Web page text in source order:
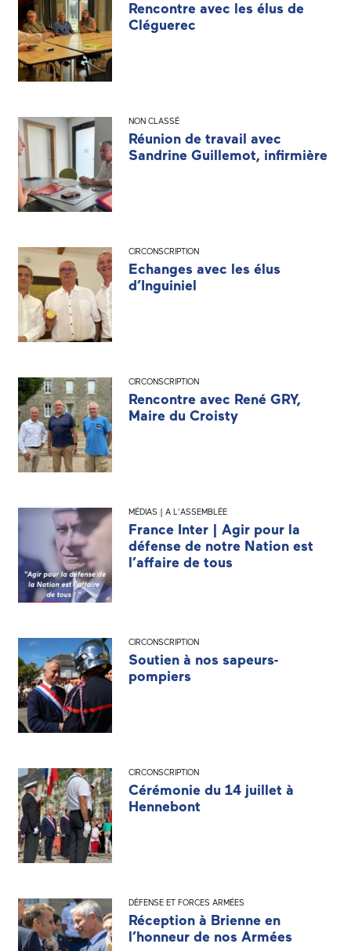
Rencontre avec les élus de
Cléguerec
NON CLASSÉ
Réunion de travail avec
Sandrine Guillemot, infirmière
CIRCONSCRIPTION
Echanges avec les élus
d’Inguiniel
CIRCONSCRIPTION
Rencontre avec René GRY,
Maire du Croisty
MÉDIAS | A L'ASSEMBLÉE
France Inter | Agir pour la
défense de notre Nation est
l’affaire de tous
CIRCONSCRIPTION
Soutien à nos sapeurs-
pompiers
CIRCONSCRIPTION
Cérémonie du 14 juillet à
Hennebont
DÉFENSE ET FORCES ARMÉES
Réception à Brienne en
l’honneur de nos Armées